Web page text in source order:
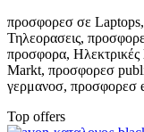
προσφορεσ σε
Τηλεορασεις,
προσφορα,
Markt, προσφορεσ
γερμανοσ, προσφορεσ
Top offers